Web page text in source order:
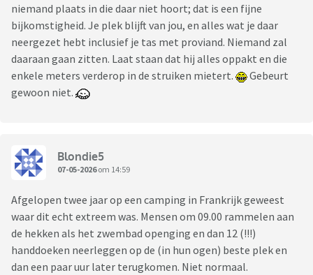
niemand plaats in die daar niet hoort; dat is een fijne
bijkomstigheid. Je plek blijft van jou, en alles wat je daar
neergezet hebt inclusief je tas met proviand. Niemand zal
daaraan gaan zitten. Laat staan dat hij alles oppakt en die
enkele meters verderop in de struiken mietert.
Gebeurt
gewoon niet.
Blondie5
07-05-2026om 14:59
Afgelopen twee jaar op een camping in Frankrijk geweest
waar dit echt extreem was. Mensen om 09.00 rammelen aan
de hekken als het zwembad openging en dan 12 (!!!)
handdoeken neerleggen op de (in hun ogen) beste plek en
dan een paar uur later terugkomen. Niet normaal.